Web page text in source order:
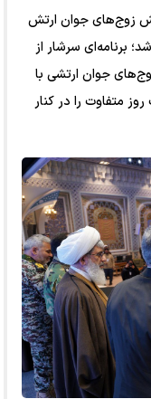
زوج‌های جوان ارتش
برنامه‌ای سرشار از
جوان ارتشی با
متفاوت را در کنار